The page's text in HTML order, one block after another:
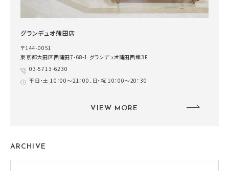
グランデュオ蒲田店
〒144-0051
東京都大田区西蒲田7-68-1 グランデュオ蒲田西館3F
03-5713-6230
平日・土 10：00～21：00、日・祝 10：00～20：30
VIEW MORE
ARCHIVE